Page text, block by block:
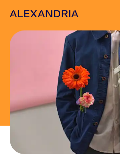
Etusivulle